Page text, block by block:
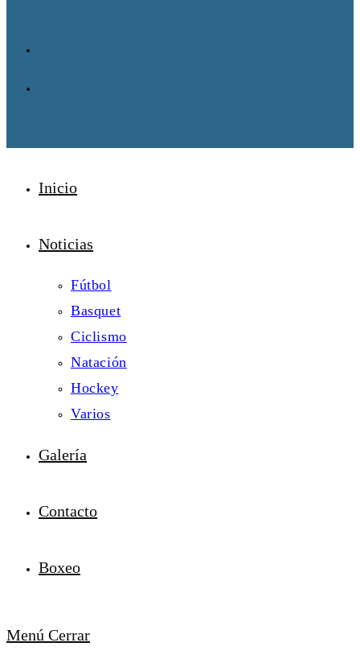
Inicio
Noticias
Fútbol
Basquet
Ciclismo
Natación
Hockey
Varios
Galería
Contacto
Boxeo
Menú Cerrar